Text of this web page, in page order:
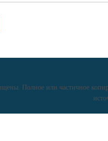
Полное или частичное